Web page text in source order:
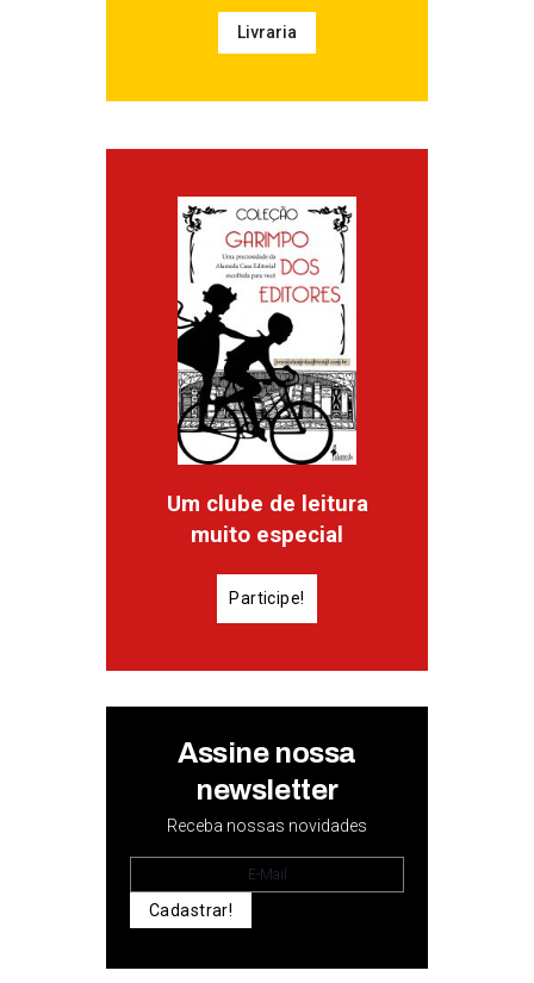
Livraria
Um clube de leitura
muito especial
Participe!
Assine nossa
newsletter
Receba nossas novidades
Cadastrar!